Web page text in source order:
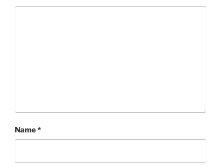
Name*